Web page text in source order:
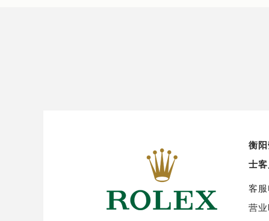
扬州市邗江区国展路29号星耀天地
盐城市盐都区世纪大道5号盐城金融
泰州市海陵区永定东路399号置地
宁波市江北区大闸南路500号来福士
绍兴市越城区胜利东路379号世茂
嘉兴市南湖区广益路705号嘉兴世界
南昌市红谷滩新区红谷中大道998
济南市历下区经十路11111号华润中
广州市天河区天河路230号万菱汇国
衡
士客
客
营